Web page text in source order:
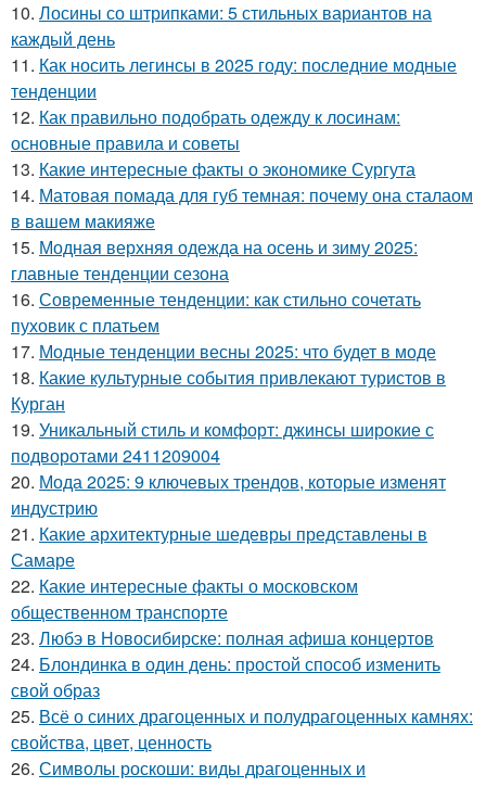
10. Лосины со штрипками: 5 стильных вариантов на
каждый день
11. Как носить легинсы в 2025 году: последние модные
тенденции
12. Как правильно подобрать одежду к лосинам:
основные правила и советы
13. Какие интересные факты о экономике Сургута
14. Матовая помада для губ темная: почему она сталаом
в вашем макияже
15. Модная верхняя одежда на осень и зиму 2025:
главные тенденции сезона
16. Современные тенденции: как стильно сочетать
пуховик с платьем
17. Модные тенденции весны 2025: что будет в моде
18. Какие культурные события привлекают туристов в
Курган
19. Уникальный стиль и комфорт: джинсы широкие с
подворотами 2411209004
20. Мода 2025: 9 ключевых трендов, которые изменят
индустрию
21. Какие архитектурные шедевры представлены в
Самаре
22. Какие интересные факты о московском
общественном транспорте
23. Любэ в Новосибирске: полная афиша концертов
24. Блондинка в один день: простой способ изменить
свой образ
25. Всё о синих драгоценных и полудрагоценных камнях:
свойства, цвет, ценность
26. Символы роскоши: виды драгоценных и